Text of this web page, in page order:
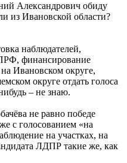
Александрович обиду
из Ивановской области?
наблюдателей,
финансирование
Ивановском округе,
округе отдать голоса
– не знаю.
не равно победе
с голосованием «на
на участках, на
ЛДПР такие же, как